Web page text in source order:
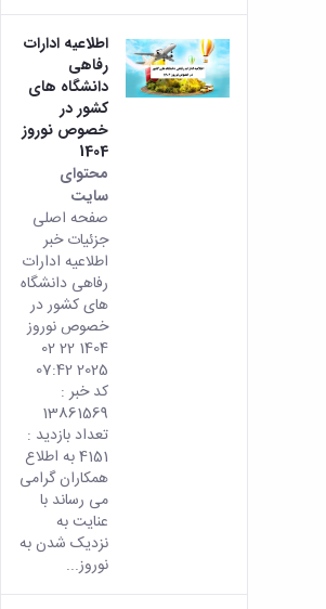
اطلاعیه ادارات
رفاهی
دانشگاه های
کشور در
خصوص نوروز
1404
محتوای
سایت
صفحه اصلی
جزئیات خبر
اطلاعیه ادارات
رفاهی دانشگاه
های کشور در
خصوص نوروز
1404 22 02
2025 07:42
کد خبر :
13861569
تعداد بازدید :
4151 به اطلاع
همکاران گرامی
می رساند با
عنایت به
نزدیک شدن به
نوروز...